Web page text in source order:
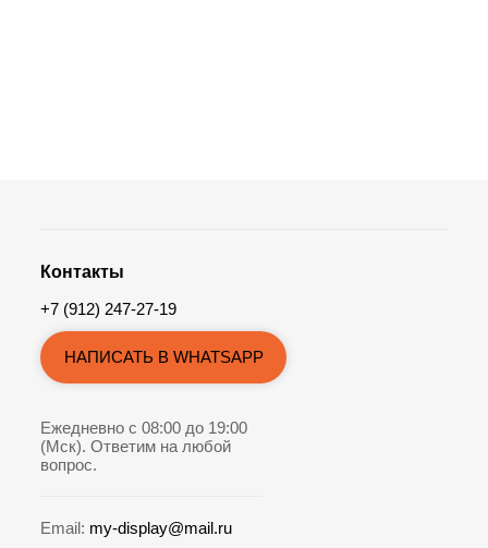
Контакты
+7 (912) 247-27-19
НАПИСАТЬ В WHATSAPP
Ежедневно с 08:00 до 19:00
(Мск). Ответим на любой
вопрос.
Email: my-display@mail.ru